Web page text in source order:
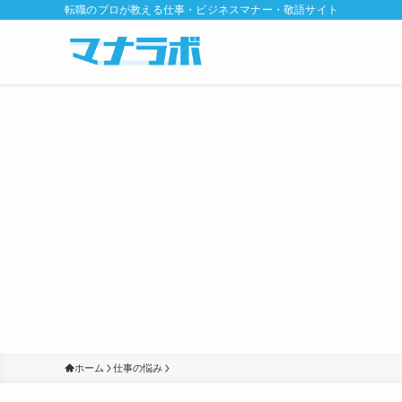
転職のプロが教える仕事・ビジネスマナー・敬語サイト
ホーム 仕事の悩み